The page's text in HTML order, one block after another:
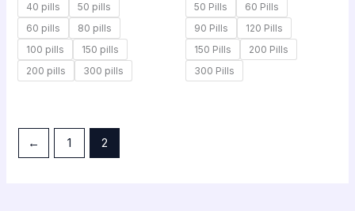
40 pills
50 pills
60 pills
80 pills
100 pills
150 pills
200 pills
300 pills
50 Pills
60 Pills
90 Pills
120 Pills
150 Pills
200 Pills
300 Pills
← 1 2